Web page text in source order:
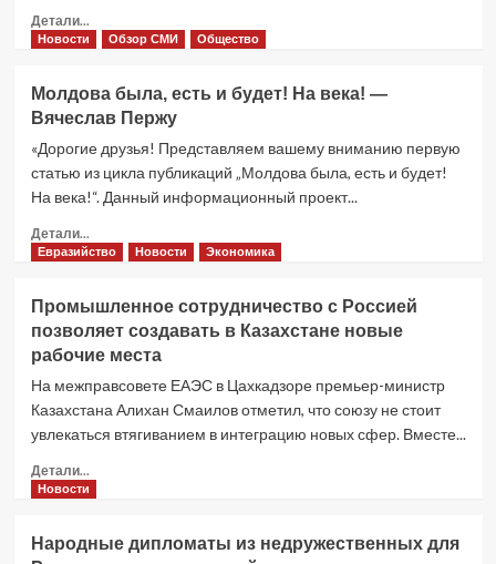
ОБСЕ
Детали...
больше
союз
с
Россией
Узбекистаном
создает
для
областей
Казахстана
Новости Обзор СМИ Общество
Молдова была, есть и будет! На века! —
Вячеслав Пержу
«Дорогие друзья! Представляем вашему вниманию первую
статью из цикла публикаций „Молдова была, есть и будет!
На века!“. Данный информационный проект...
Детали...
больше
была,
есть
и
На
века!
—
Пержу
Евразийство Новости Экономика
Промышленное сотрудничество с Россией
позволяет создавать в Казахстане новые
рабочие места
На межправсовете ЕАЭС в Цахкадзоре премьер-министр
Казахстана Алихан Смаилов отметил, что союзу не стоит
увлекаться втягиванием в интеграцию новых сфер. Вместе...
Детали...
больше
сотрудничество
Новости
Народные дипломаты из недружественных для